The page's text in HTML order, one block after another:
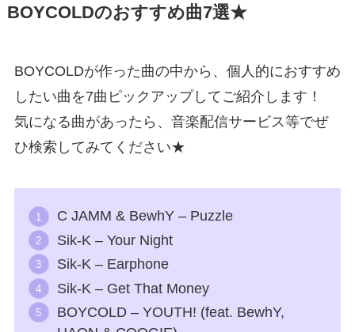
BOYCOLDのおすすめ曲7選★
BOYCOLDが作った曲の中から、個人的におすすめ
したい曲を7曲ピックアップしてご紹介します！
気になる曲があったら、音楽配信サービス等でぜ
ひ検索してみてください★
C JAMM & BewhY – Puzzle
Sik-K – Your Night
Sik-K – Earphone
Sik-K – Get That Money
BOYCOLD – YOUTH! (feat. BewhY,